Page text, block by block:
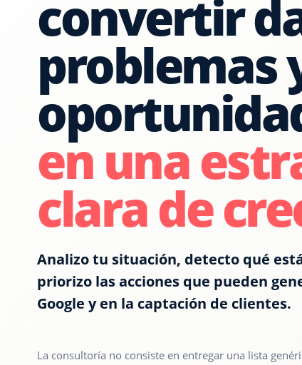
convertir
problemas
en una
clara de
Analizo tu situación, detecto qué
priorizo las acciones que pueden
Google y en la captación de clientes.
La consultoría no consiste en entregar una lista